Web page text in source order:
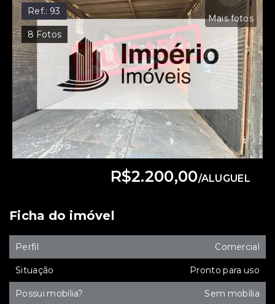
Mais fotos
Ref.: 93
8 Fotos
R$2.200,00/ALUGUEL
Ficha do imóvel
Perfil Comercial
Situação Pronto para uso
Possui mobília? Sem mobília